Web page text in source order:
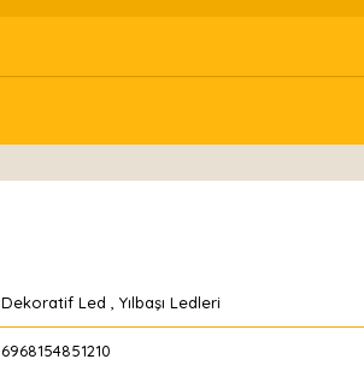
Dekoratif Led Yılbaşı Ledleri
6968154851210